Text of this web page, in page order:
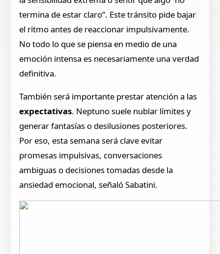
termina de estar claro”. Este tránsito pide bajar
el ritmo antes de reaccionar impulsivamente.
No todo lo que se piensa en medio de una
emoción intensa es necesariamente una verdad
definitiva.
También será importante prestar atención a las
expectativas. Neptuno suele nublar límites y
generar fantasías o desilusiones posteriores.
Por eso, esta semana será clave evitar
promesas impulsivas, conversaciones
ambiguas o decisiones tomadas desde la
ansiedad emocional, señaló Sabatini.